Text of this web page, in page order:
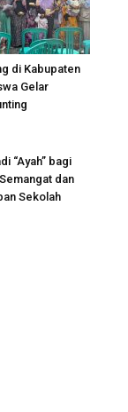
di Kabupaten
Gelar
“Ayah” bagi
dan
Sekolah